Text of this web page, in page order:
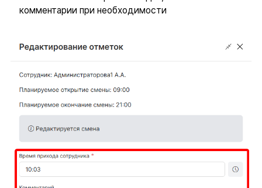
комментарии при необходимости